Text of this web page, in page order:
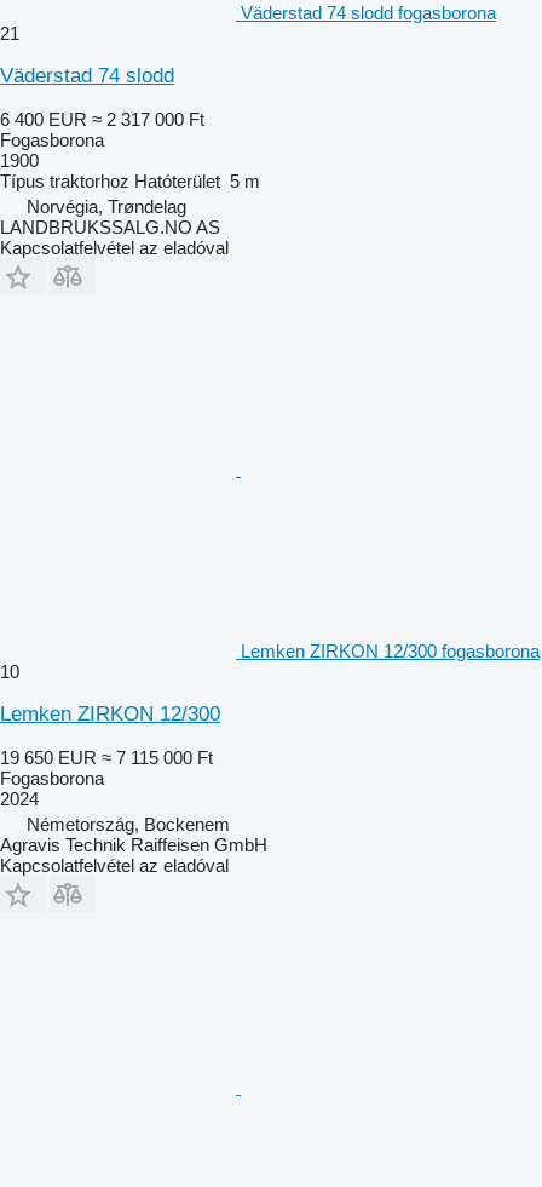
Väderstad 74 slodd fogasborona
21
Väderstad 74 slodd
6 400 EUR ≈ 2 317 000 Ft
Fogasborona
1900
Típus traktorhoz Hatóterület 5 m
Norvégia, Trøndelag
LANDBRUKSSALG.NO AS
Kapcsolatfelvétel az eladóval
Lemken ZIRKON 12/300 fogasborona
10
Lemken ZIRKON 12/300
19 650 EUR ≈ 7 115 000 Ft
Fogasborona
2024
Németország, Bockenem
Agravis Technik Raiffeisen GmbH
Kapcsolatfelvétel az eladóval